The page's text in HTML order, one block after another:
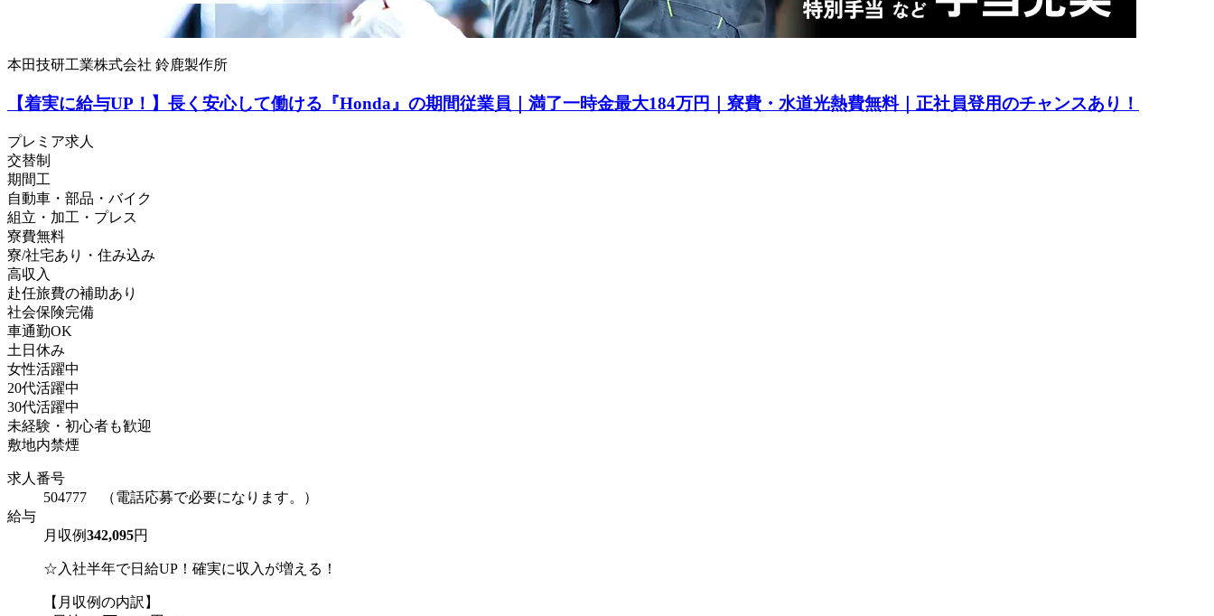
本田技研工業株式会社 鈴鹿製作所
【着実に給与UP！】長く安心して働ける『Honda』の期間従業員｜満了一時金最大184万円｜寮費・水道光熱費無料｜正社員登用のチャンスあり！
プレミア求人
交替制
期間工
自動車・部品・バイク
組立・加工・プレス
寮費無料
寮/社宅あり・住み込み
高収入
赴任旅費の補助あり
社会保険完備
車通勤OK
土日休み
女性活躍中
20代活躍中
30代活躍中
未経験・初心者も歓迎
敷地内禁煙
求人番号
504777 （電話応募で必要になります。）
給与
月収例342,095円
☆入社半年で日給UP！確実に収入が増える！
【月収例の内訳】